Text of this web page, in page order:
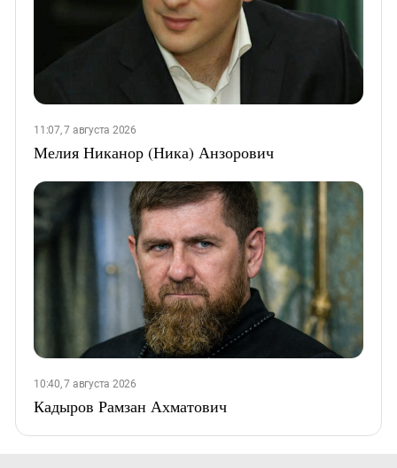
11:07, 7 августа 2026
Мелия Никанор (Ника) Анзорович
10:40, 7 августа 2026
Кадыров Рамзан Ахматович